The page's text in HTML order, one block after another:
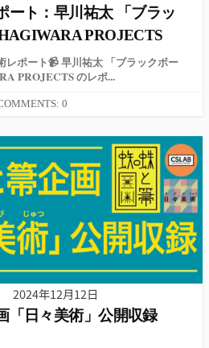
ート：早川祐太 「ブラッ
PROJECTS
レポート📹 早川祐太 「ブラックボー
PROJECTS のレポ...
0
2024年12月12日
「日々美術」公開収録